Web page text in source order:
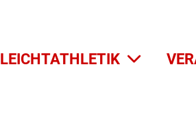
LEICHTATHLETIK